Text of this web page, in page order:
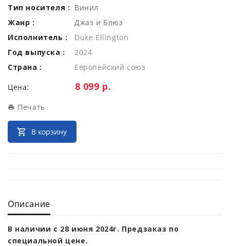
Тип носителя : Винил
Жанр :
Джаз и Блюз
Исполнитель :
Duke Ellington
Год выпуска :
2024
Страна :
Европейский союз
Цена: Цена:
8 099 р.
Печать
В корзину
Описание
В наличии с 28 июня 2024г. Предзаказ по
специальной цене.